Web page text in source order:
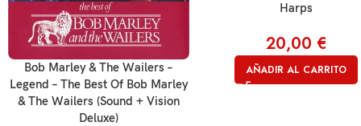
Bob Marley & The Wailers –
Legend – The Best Of Bob Marley
& The Wailers (Sound + Vision
Deluxe)
Harps
20,00 €
AÑADIR AL CARRITO